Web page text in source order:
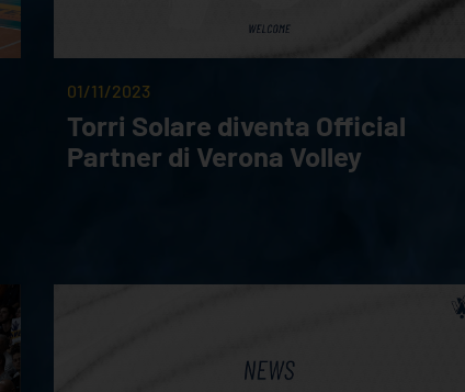
01/11/2023
Torri Solare diventa Official
Partner di Verona Volley